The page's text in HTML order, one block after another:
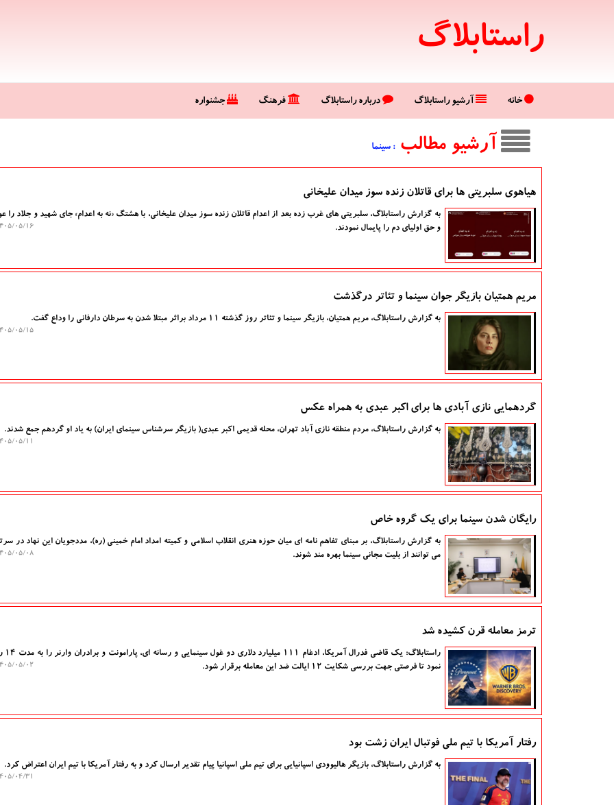
راستابلاگ
خانه آرشیو راستابلاگ درباره راستابلاگ فرهنگ جشنواره
آرشیو مطالب : سینما
هیاهوی سلبریتی ها برای قاتلان زنده سوز میدان علیخانی
به گزارش راستابلاگ، سلبریتی های غرب زده بعد از اعدام قاتلان زنده سوز میدان علیخانی، با هشتگ «نه به اعدام» جای شهید و جلاد را
و حق اولیای دم را پایمال نمودند.
۱۴۰۵/۰۵/۱۶
مریم همتیان بازیگر جوان سینما و تئاتر درگذشت
به گزارش راستابلاگ، مریم همتیان، بازیگر سینما و تئاتر روز گذشته ۱۱ مرداد براثر مبتلا شدن به سرطان دارفانی را وداع گفت.
۱۴۰۵/۰۵/۱۵
گردهمایی نازی آبادی ها برای اکبر عبدی به همراه عکس
به گزارش راستابلاگ، مردم منطقه نازی آباد تهران، محله قدیمی اکبر عبدی( بازیگر سرشناس سینمای ایران) به یاد او گردهم جمع شدند.
۱۴۰۵/۰۵/۱۱
رایگان شدن سینما برای یک گروه خاص
به گزارش راستابلاگ، بر مبنای تفاهم نامه ای میان حوزه هنری انقلاب اسلامی و کمیته امداد امام خمینی (ره)، مددجویان این نهاد در
می توانند از بلیت مجانی سینما بهره مند شوند.
۱۴۰۵/۰۵/۰۸
ترمز معامله قرن کشیده شد
نمود تا فرصتی جهت بررسی شکایت 12 ایالت ضد این معامله برقرار شود.
۱۴۰۵/۰۵/۰۲
رفتار آمریکا با تیم ملی فوتبال ایران زشت بود
به گزارش راستابلاگ، بازیگر هالیوودی اسپانیایی برای تیم ملی اسپانیا پیام تقدیر ارسال کرد و به رفتار آمریکا با تیم ایران اعتراض کرد.
۱۴۰۵/۰۴/۳۱